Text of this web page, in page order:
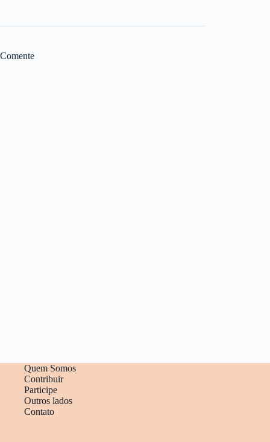
Comente
Quem Somos
Contribuir
Participe
Outros lados
Contato